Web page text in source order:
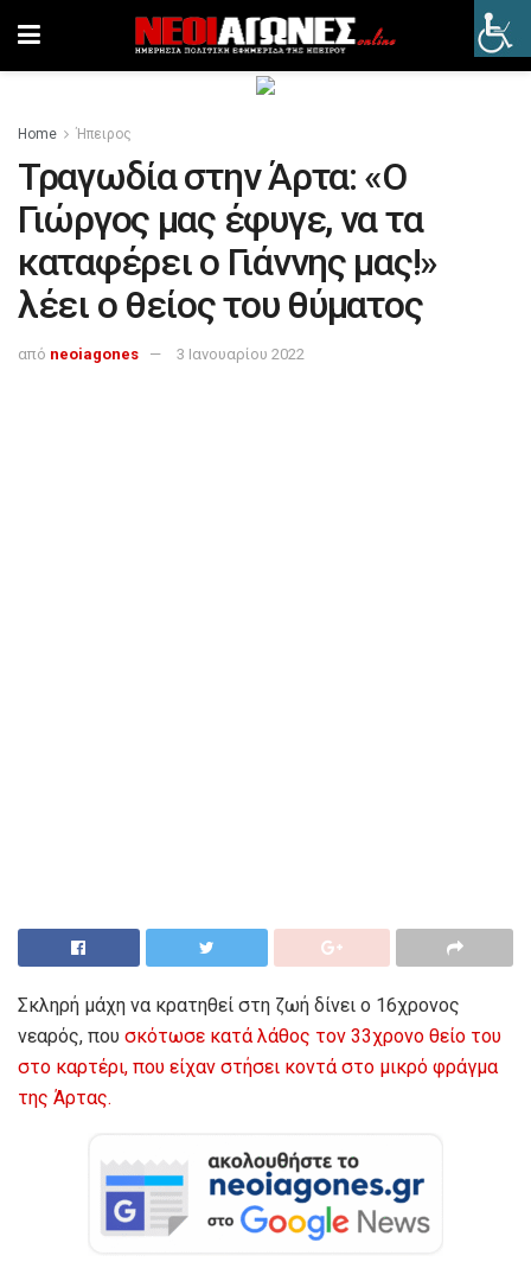
Home Ήπειρος
Τραγωδία στην Άρτα: «Ο
Γιώργος μας έφυγε, να τα
καταφέρει ο Γιάννης μας!»
λέει ο θείος του θύματος
από neoiagones 3 Ιανουαρίου 2022
Σκληρή μάχη να κρατηθεί στη ζωή δίνει ο 16χρονος
νεαρός, που σκότωσε κατά λάθος τον 33χρονο θείο του
στο καρτέρι, που είχαν στήσει κοντά στο μικρό φράγμα
της Άρτας.